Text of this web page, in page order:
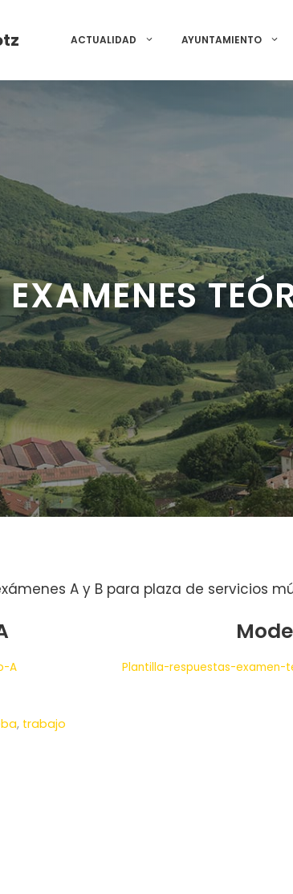
ACTUALIDAD AYUNTAMIENTO
A y B para plaza de servicios
A Plantilla-respuestas-examen-
, trabajo